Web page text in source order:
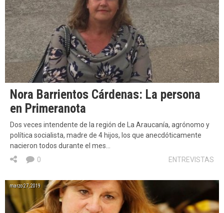
Nora Barrientos Cárdenas: La persona
en Primeranota
Dos veces intendente de la región de La Araucanía, agrónomo y
política socialista, madre de 4 hijos, los que anecdóticamente
nacieron todos durante el mes…
ENTREVISTAS
0
marzo 27, 2019